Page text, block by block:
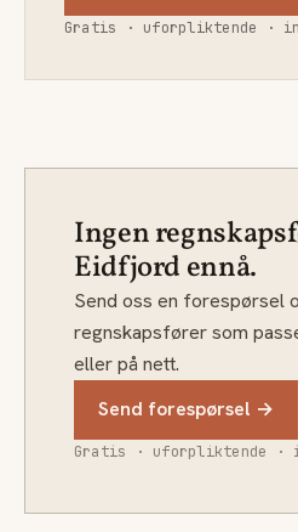
Gratis · uforpliktende ·
Ingen
Eidfjord ennå.
Send oss en forespørsel
regnskapsfører som
eller på nett.
Send forespørsel →
Gratis · uforpliktende ·